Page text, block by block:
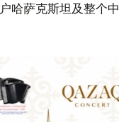
哈萨克斯坦及整个中